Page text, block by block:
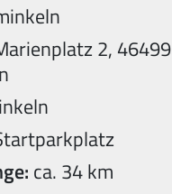
2, 46499
ca. 34 km